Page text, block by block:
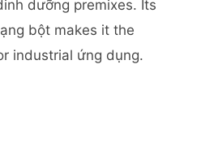
dưỡng premixes. Its
bột makes it the
industrial ứng dụng.